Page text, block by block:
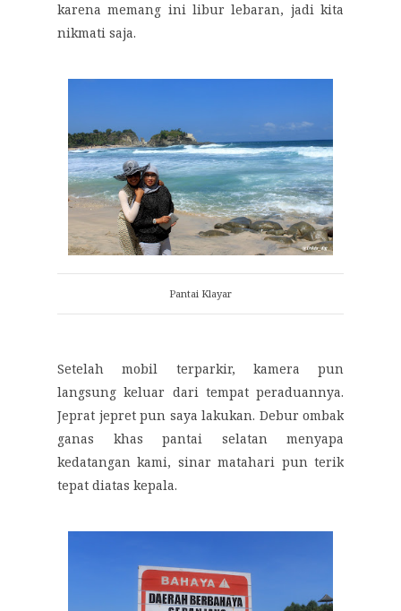
karena memang ini libur lebaran, jadi kita
nikmati saja.
Pantai Klayar
Setelah mobil terparkir, kamera pun
langsung keluar dari tempat peraduannya.
Jeprat jepret pun saya lakukan. Debur ombak
ganas khas pantai selatan menyapa
kedatangan kami, sinar matahari pun terik
tepat diatas kepala.